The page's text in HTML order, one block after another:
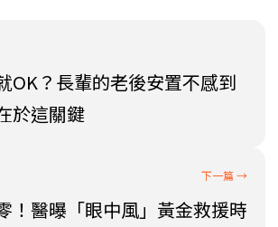
OK？長輩的老後安置不感到
於這關鍵
！醫曝「眼中風」黃金救援時